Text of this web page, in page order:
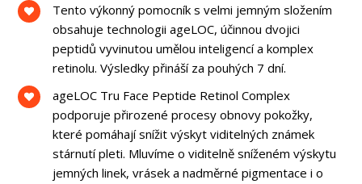
Tento výkonný pomocník s velmi jemným složením
obsahuje technologii ageLOC, účinnou dvojici
peptidů vyvinutou umělou inteligencí a komplex
retinolu. Výsledky přináší za pouhých 7 dní.
ageLOC Tru Face Peptide Retinol Complex
podporuje přirozené procesy obnovy pokožky,
které pomáhají snížit výskyt viditelných známek
stárnutí pleti. Mluvíme o viditelně sníženém výskytu
jemných linek, vrásek a nadměrné pigmentace i o